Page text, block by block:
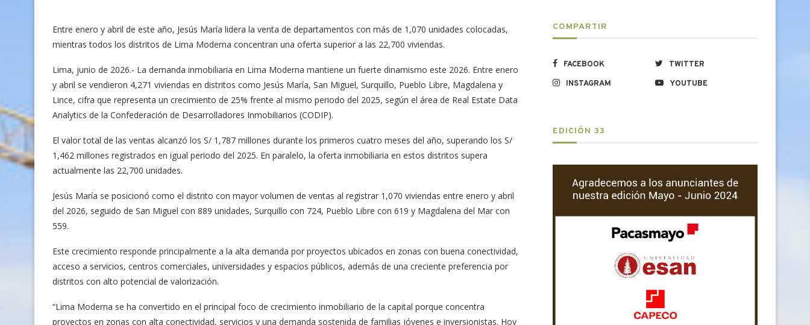
Entre enero y abril de este año, Jesús María lidera la venta de departamentos con más de 1,070 unidades colocadas,
mientras todos los distritos de Lima Moderna concentran una oferta superior a las 22,700 viviendas.
Lima, junio de 2026.- La demanda inmobiliaria en Lima Moderna mantiene un fuerte dinamismo este 2026. Entre enero
y abril se vendieron 4,271 viviendas en distritos como Jesús María, San Miguel, Surquillo, Pueblo Libre, Magdalena y
Lince, cifra que representa un crecimiento de 25% frente al mismo periodo del 2025, según el área de Real Estate Data
Analytics de la Confederación de Desarrolladores Inmobiliarios (CODIP).
El valor total de las ventas alcanzó los S/ 1,787 millones durante los primeros cuatro meses del año, superando los S/
1,462 millones registrados en igual periodo del 2025. En paralelo, la oferta inmobiliaria en estos distritos supera
actualmente las 22,700 unidades.
Jesús María se posicionó como el distrito con mayor volumen de ventas al registrar 1,070 viviendas entre enero y abril
del 2026, seguido de San Miguel con 889 unidades, Surquillo con 724, Pueblo Libre con 619 y Magdalena del Mar con
559.
Este crecimiento responde principalmente a la alta demanda por proyectos ubicados en zonas con buena conectividad,
acceso a servicios, centros comerciales, universidades y espacios públicos, además de una creciente preferencia por
distritos con alto potencial de valorización.
“Lima Moderna se ha convertido en el principal foco de crecimiento inmobiliario de la capital porque concentra
proyectos en zonas con alta conectividad, servicios y una demanda sostenida de familias jóvenes e inversionistas. Hoy
COMPARTIR
FACEBOOK
TWITTER
INSTAGRAM
YOUTUBE
EDICIÓN 33